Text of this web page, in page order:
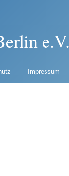
e.V.
Impressum